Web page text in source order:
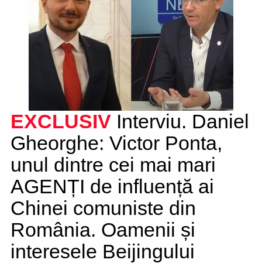
EXCLUSIV Interviu. Daniel
Gheorghe: Victor Ponta,
unul dintre cei mai mari
AGENȚI de influență ai
Chinei comuniste din
România. Oamenii și
interesele Beijingului